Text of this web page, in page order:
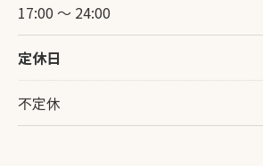
17:00 ～ 24:00
定休日
不定休